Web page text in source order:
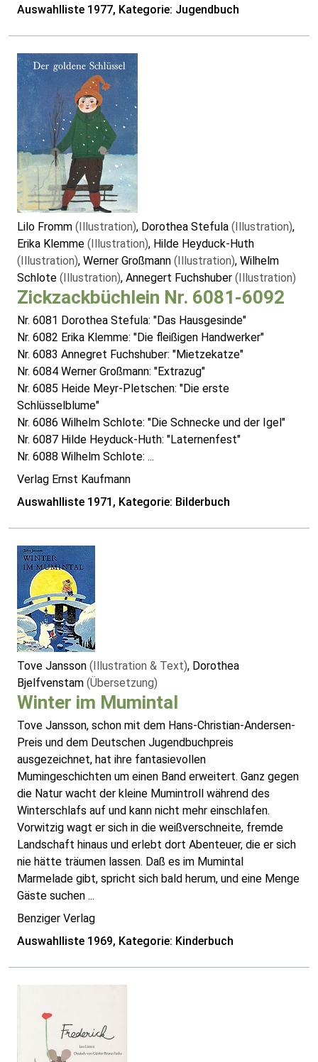
Auswahlliste 1977, Kategorie: Jugendbuch
Lilo Fromm (Illustration), Dorothea Stefula (Illustration),
Erika Klemme (Illustration), Hilde Heyduck-Huth
(Illustration), Werner Großmann (Illustration), Wilhelm
Schlote (Illustration), Annegert Fuchshuber (Illustration)
Zickzackbüchlein Nr. 6081-6092
Nr. 6081 Dorothea Stefula: "Das Hausgesinde"
Nr. 6082 Erika Klemme: "Die fleißigen Handwerker"
Nr. 6083 Annegret Fuchshuber: "Mietzekatze"
Nr. 6084 Werner Großmann: "Extrazug"
Nr. 6085 Heide Meyr-Pletschen: "Die erste
Schlüsselblume"
Nr. 6086 Wilhelm Schlote: "Die Schnecke und der Igel"
Nr. 6087 Hilde Heyduck-Huth: "Laternenfest"
Nr. 6088 Wilhelm Schlote: ...
Verlag Ernst Kaufmann
Auswahlliste 1971, Kategorie: Bilderbuch
Tove Jansson (Illustration & Text), Dorothea
Bjelfvenstam (Übersetzung)
Winter im Mumintal
Tove Jansson, schon mit dem Hans-Christian-Andersen-
Preis und dem Deutschen Jugendbuchpreis
ausgezeichnet, hat ihre fantasievollen
Mumingeschichten um einen Band erweitert. Ganz gegen
die Natur wacht der kleine Mumintroll während des
Winterschlafs auf und kann nicht mehr einschlafen.
Vorwitzig wagt er sich in die weißverschneite, fremde
Landschaft hinaus und erlebt dort Abenteuer, die er sich
nie hätte träumen lassen. Daß es im Mumintal
Marmelade gibt, spricht sich bald herum, und eine Menge
Gäste suchen ...
Benziger Verlag
Auswahlliste 1969, Kategorie: Kinderbuch